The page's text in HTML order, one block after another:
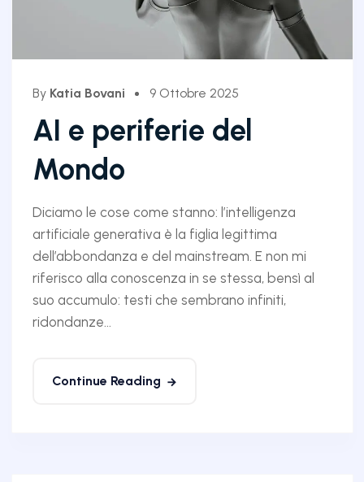
By Katia Bovani 9 Ottobre 2025
AI e periferie del
Mondo
Diciamo le cose come stanno: l’intelligenza
artificiale generativa è la figlia legittima
dell’abbondanza e del mainstream. E non mi
riferisco alla conoscenza in se stessa, bensì al
suo accumulo: testi che sembrano infiniti,
ridondanze...
Continue Reading